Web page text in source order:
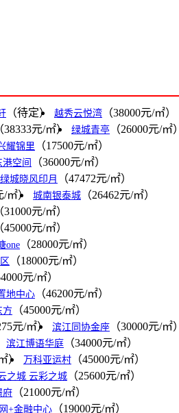
（待定） 越秀云悦湾 （38000元/㎡）
38333元/㎡） 绿城青亭 （26000元/㎡）
耀锦里 （17500元/㎡）
空间 （36000元/㎡）
绿城晓风印月 （47472元/㎡）
/㎡） 城南银泰城 （26462元/㎡）
31000元/㎡）
45000元/㎡）
one （28000元/㎡）
（18000元/㎡）
元/㎡）
地中心 （46200元/㎡）
方 （45000元/㎡）
元/㎡） 滨江同协金座 （30000元/㎡）
滨江博语华庭 （34000元/㎡）
） 万科亚运村 （45000元/㎡）
之城 云彩之城 （25600元/㎡）
府 （21000元/㎡）
+金融中心 （19000元/㎡）